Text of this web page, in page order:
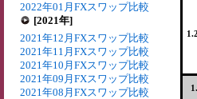
2022年01月FXスワップ比較
[2021年]
2021年12月FXスワップ比較
2021年11月FXスワップ比較
2021年10月FXスワップ比較
2021年09月FXスワップ比較
2021年08月FXスワップ比較